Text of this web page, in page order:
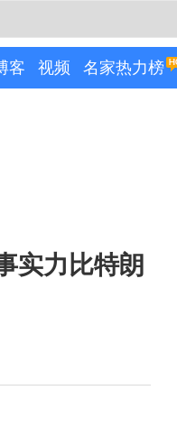
客 视频 名家热力榜
实力比特朗